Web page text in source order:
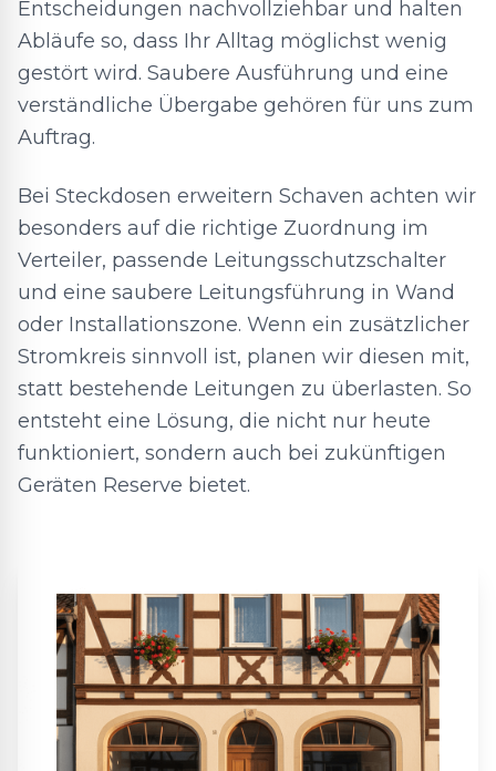
Entscheidungen nachvollziehbar und halten
Abläufe so, dass Ihr Alltag möglichst wenig
gestört wird. Saubere Ausführung und eine
verständliche Übergabe gehören für uns zum
Auftrag.
Bei Steckdosen erweitern Schaven achten wir
besonders auf die richtige Zuordnung im
Verteiler, passende Leitungsschutzschalter
und eine saubere Leitungsführung in Wand
oder Installationszone. Wenn ein zusätzlicher
Stromkreis sinnvoll ist, planen wir diesen mit,
statt bestehende Leitungen zu überlasten. So
entsteht eine Lösung, die nicht nur heute
funktioniert, sondern auch bei zukünftigen
Geräten Reserve bietet.